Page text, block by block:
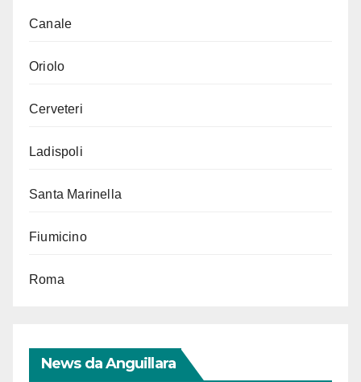
Canale
Oriolo
Cerveteri
Ladispoli
Santa Marinella
Fiumicino
Roma
News da Anguillara